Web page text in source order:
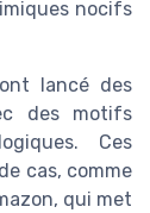
nocifs
lancé des
des motifs
Ces
cas, comme
qui met